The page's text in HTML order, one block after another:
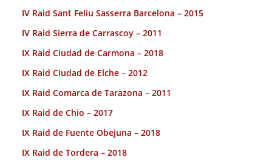
IV Raid Sant Feliu Sasserra Barcelona – 2015
IV Raid Sierra de Carrascoy – 2011
IX Raid Ciudad de Carmona – 2018
IX Raid Ciudad de Elche – 2012
IX Raid Comarca de Tarazona – 2011
IX Raid de Chio – 2017
IX Raid de Fuente Obejuna – 2018
IX Raid de Tordera – 2018